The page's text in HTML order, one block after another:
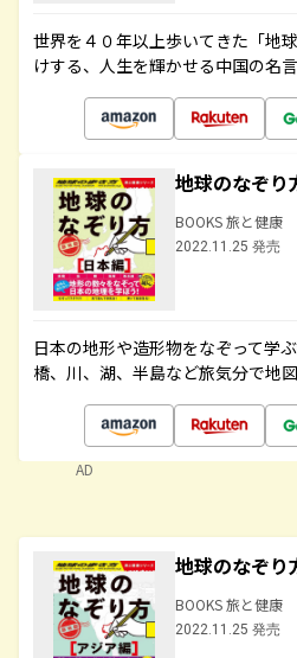
世界を４０年以上歩いてきた「地
けする、人生を輝かせる中国の名
地球のなぞ
BOOKS 旅と健康
2022.11.25 発売
日本の地形や造形物をなぞって学
橋、川、湖、半島など旅気分で地
AD
地球のなぞ
BOOKS 旅と健康
2022.11.25 発売